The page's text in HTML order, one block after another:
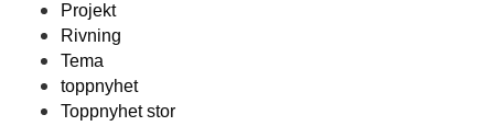
Projekt
Rivning
Tema
toppnyhet
Toppnyhet stor